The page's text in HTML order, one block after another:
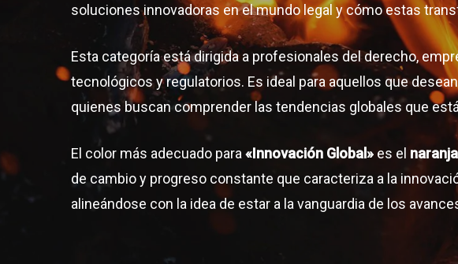
soluciones innovadoras en el mundo legal y cómo estas
Esta categoría está dirigida a profesionales del derecho,
tecnológicos y regulatorios. Es ideal para aquellos que
quienes buscan comprender las tendencias globales que
El color más adecuado para «Innovación Global» es el naranja
de cambio y progreso constante que caracteriza a la
alineándose con la idea de estar a la vanguardia de los